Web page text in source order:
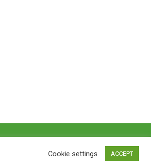
Terms of Use
Cookie settings ACCEPT